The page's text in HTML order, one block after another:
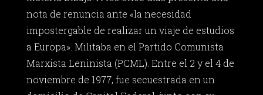
nota de renuncia ante «la necesidad
impostergable de realizar un viaje de estudios
a Europa». Militaba en el Partido Comunista
Marxista Leninista (PCML). Entre el 2 y el 4 de
noviembre de 1977, fue secuestrada en un